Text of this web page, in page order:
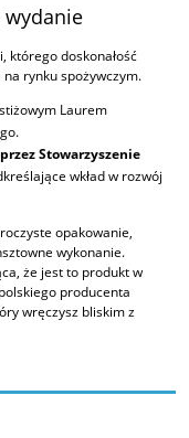
wydanie
którego doskonałość
rynku spożywczym.
Laurem
Stowarzyszenie
wkład w rozwój
opakowanie,
wykonanie.
że jest to produkt w
producenta
wręczysz bliskim z